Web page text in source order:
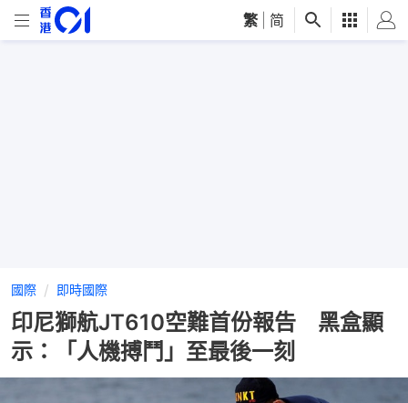
繁 简
國際 即時國際
印尼獅航JT610空難首份報告 黑盒顯
示：「人機搏鬥」至最後一刻